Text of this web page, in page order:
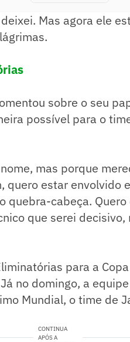
Mas agora ele
sobre o seu
possível para o
mas porque
quero estar envolvido
quebra-cabeça.
que serei
para a
no domingo, a
Mundial, o time de
CONTINUA
APÓS A